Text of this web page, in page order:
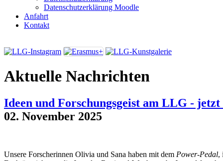
Datenschutzerklärung Moodle
Anfahrt
Kontakt
Aktuelle Nachrichten
Ideen und Forschungsgeist am LLG -
02. November 2025
Unsere Forscherinnen Olivia und Sana haben mit dem Power-Pedal,